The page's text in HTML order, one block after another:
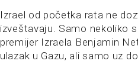
Izrael od početka rata ne
izveštavaju. Samo nekoliko
premijer Izraela Benjamin
ulazak u Gazu, ali samo uz